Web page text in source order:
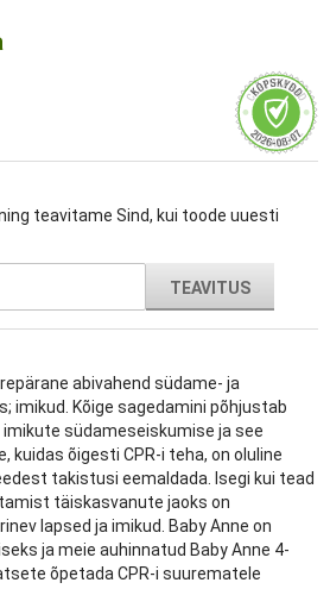
teavitame Sind, kui toode uuesti
TEAVITUS
abivahend südame- ja
imikud. Kõige sagedamini põhjustab
südameseiskumise ja see
kuidas õigesti CPR-i teha, on oluline
takistusi eemaldada. Isegi kui tead
täiskasvanute jaoks on
lapsed ja imikud. Baby Anne on
ja meie auhinnatud Baby Anne 4-
õpetada CPR-i suurematele